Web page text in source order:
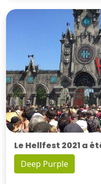
Le Hellfest 2021 a
Deep Purple